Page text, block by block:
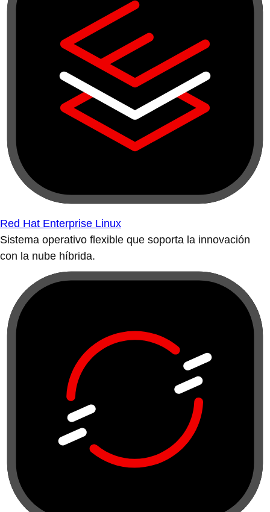
Red Hat Enterprise Linux
Sistema operativo flexible que soporta la innovación
con la nube híbrida.